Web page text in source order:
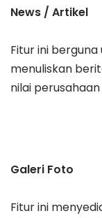
News / Artikel
Fitur ini
menuliskan
nilai
Galeri Foto
Fitur ini